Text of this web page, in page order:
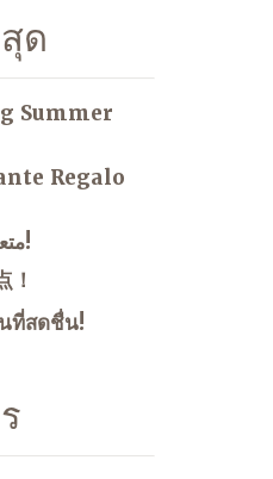
ด
Summer
Regalo
متعة صيفية منعشة!
！
ที่สดชื่น!